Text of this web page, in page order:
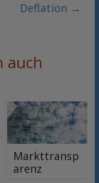
Deflation →
auch
Markttransp
arenz